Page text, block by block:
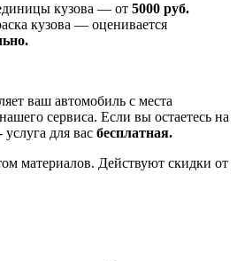
кузова — от 5000 руб.
кузова — оценивается
ваш автомобиль с места
сервиса. Если вы остаетесь на
для вас бесплатная.
материалов. Действуют скидки от